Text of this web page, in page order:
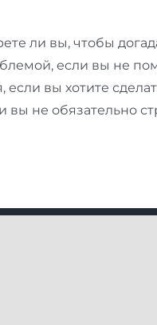
ли вы, чтобы
если вы не
вы хотите
не обязательно